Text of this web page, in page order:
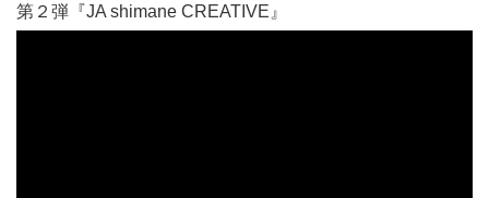
第２弾『JA shimane CREATIVE』